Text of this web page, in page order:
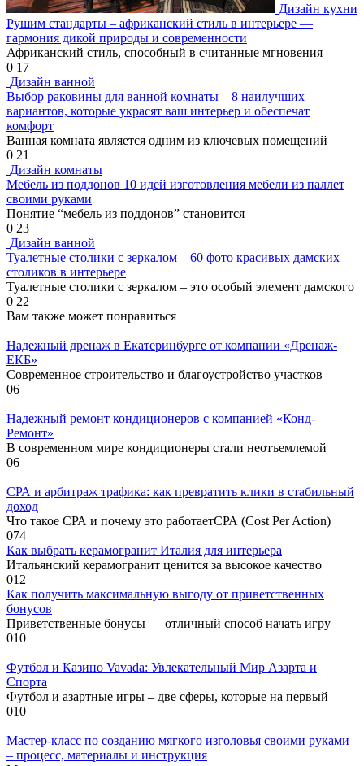
Дизайн кухни
Рушим стандарты – африканский стиль в интерьере —
гармония дикой природы и современности
Африканский стиль, способный в считанные мгновения
0 17
Дизайн ванной
Выбор раковины для ванной комнаты – 8 наилучших
вариантов, которые украсят ваш интерьер и обеспечат
комфорт
Ванная комната является одним из ключевых помещений
0 21
Дизайн комнаты
Мебель из поддонов 10 идей изготовления мебели из паллет
своими руками
Понятие “мебель из поддонов” становится
0 23
Дизайн ванной
Туалетные столики с зеркалом – 60 фото красивых дамских
столиков в интерьере
Туалетные столики с зеркалом – это особый элемент дамского
0 22
Вам также может понравиться
Надежный дренаж в Екатеринбурге от компании «Дренаж-
ЕКБ»
Современное строительство и благоустройство участков
06
Надежный ремонт кондиционеров с компанией «Конд-
Ремонт»
В современном мире кондиционеры стали неотъемлемой
06
СРА и арбитраж трафика: как превратить клики в стабильный
доход
Что такое СРА и почему это работаетСРА (Cost Per Action)
074
Как выбрать керамогранит Италия для интерьера
Итальянский керамогранит ценится за высокое качество
012
Как получить максимальную выгоду от приветственных
бонусов
Приветственные бонусы — отличный способ начать игру
010
Футбол и Казино Vavada: Увлекательный Мир Азарта и
Спорта
Футбол и азартные игры – две сферы, которые на первый
010
Мастер-класс по созданию мягкого изголовья своими руками
– процесс, материалы и инструкция